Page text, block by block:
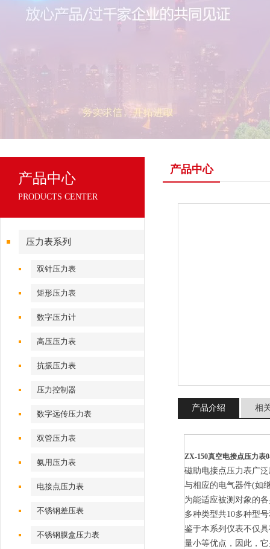
产品中心
PRODUCTS CENTER
压力表系列
双针压力表
矩形压力表
数字压力计
高压压力表
抗振压力表
压力控制器
数字远传压力表
双管压力表
氨用压力表
电接点压力表
不锈钢差压表
不锈钢膜盒压力表
产品中心
产品介绍 相
ZX-150真空电接点压力表
磁助电接点压力表广
与相应的电气器件(如
为能适应被测对象的
多种类型共10多种型
鉴于本系列仪表不仅
量小等优点，因此，